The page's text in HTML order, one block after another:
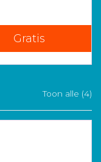
Gratis
Toon alle (4)